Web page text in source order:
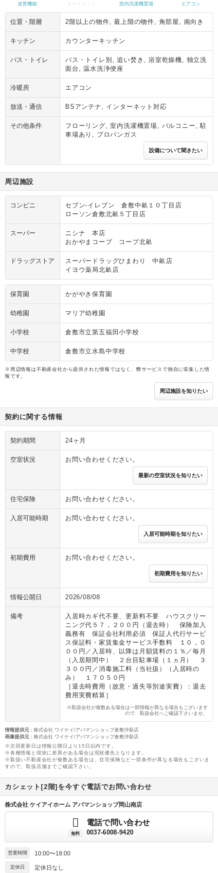
追焚機能 オートロック 室内洗濯機置場 エアコン
位置・階層 2階以上の物件, 最上階の物件, 角部屋, 南向き
キッチン カウンターキッチン
バス・トイレ
バス・トイレ別, 追い焚き, 浴室乾燥機, 独立洗
面台, 温水洗浄便座
冷暖房 エアコン
放送・通信 BSアンテナ, インターネット対応
その他条件
フローリング, 室内洗濯機置場, バルコニー, 駐
車場あり, プロパンガス
設備について聞きたい
周辺施設
コンビニ
セブン‐イレブン 倉敷中畝１０丁目店
ローソン倉敷北畝５丁目店
スーパー
ニシナ 本店
おかやまコープ コープ北畝
ドラッグストア
スーパードラッグひまわり 中畝店
イヨウ薬局北畝店
保育園 かがやき保育園
幼稚園 マリア幼稚園
小学校 倉敷市立第五福田小学校
中学校 倉敷市立水島中学校
※周辺情報は不動産会社から提供された情報ではなく、弊サービスで独自に収集した情
報です。
周辺施設を知りたい
契約に関する情報
契約期間 24ヶ月
空室状況 お問い合わせください。
最新の空室状況を知りたい
住宅保険 お問い合わせください。
入居可能時期 お問い合わせください。
入居可能時期を知りたい
初期費用 お問い合わせください。
初期費用を知りたい
情報公開日 2026/08/08
備考
入居時カギ代不要、更新料不要 ハウスクリー
ニング代５７，２００円（退去時） 保険加入
義務有 保証会社利用必須 保証人代行サービ
ス保証料・家賃集金サービス手数料 １０，０
００円／入居時、以降は月額賃料の１％／毎月
（入居期間中） ２台目駐車場（１ヵ月） ３
３００円／消毒施工料（当社扱）（入居時の
み） １７０５０円
［退去時費用（故意・過失等別途実費）：退去
費用実費精算］
※取扱会社が複数ある場合は一部情報が異なる場合もございます
ので、取扱会社へご確認下さいませ。
情報提供元 : 株式会社 ワイケイ/アパマンショップ倉敷沖新店
画像提供元 : 株式会社 ワイケイ/アパマンショップ倉敷沖新店
※次回更新日は情報公開日より15日以内です。
※各種情報と現状に差異がある場合は現状優先となります。
※取扱い不動産会社が複数ある場合は、住宅保険など一部条件が異なる場合もございま
すので、取扱店舗までご確認下さい。
カシェット[2階]を今すぐ電話でお問い合わせ
株式会社 ケイアイホーム アパマンショップ岡山南店
無料
電話で問い合わせ
0037-6008-9420
営業時間 10:00〜18:00
定休日 定休日なし